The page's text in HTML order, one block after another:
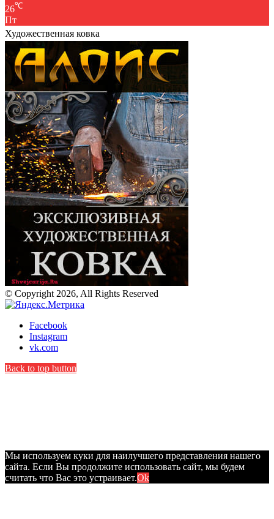
26℃
Пт
Художественная ковка
© Copyright 2026, All Rights Reserved
Facebook
Instagram
vk.com
Back to top button
Мы используем куки для наилучшего представления нашего
сайта. Если Вы продолжите использовать сайт, мы будем
считать что Вас это устраивает.Ok